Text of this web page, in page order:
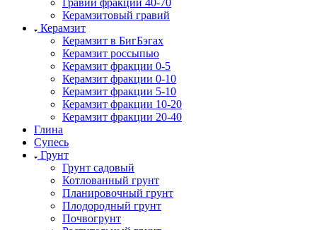
Гравий фракции 40-70
Керамзитовый гравий
Керамзит
Керамзит в БигБэгах
Керамзит россыпью
Керамзит фракции 0-5
Керамзит фракции 0-10
Керамзит фракции 5-10
Керамзит фракции 10-20
Керамзит фракции 20-40
Глина
Супесь
Грунт
Грунт садовый
Котлованный грунт
Планировочный грунт
Плодородный грунт
Почвогрунт